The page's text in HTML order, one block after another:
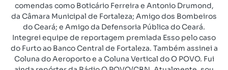
comendas como Boticário Ferreira e Antonio Drumond,
da Câmara Municipal de Fortaleza; Amigo dos Bombeiros
do Ceará; e Amigo da Defensoria Pública do Ceará.
Integrei equipe de reportagem premiada Esso pelo caso
do Furto ao Banco Central de Fortaleza. Também assinei a
Coluna do Aeroporto e a Coluna Vertical do O POVO. Fui